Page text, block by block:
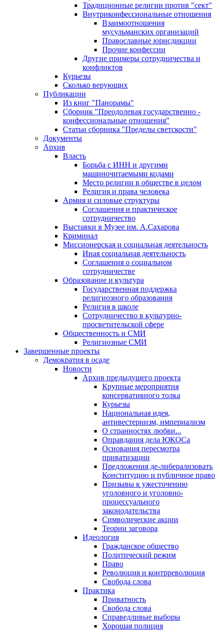
Традиционные религии против "сект"
Внутриконфессиональные отношения
Взаимоотношения
мусульманских организаций
Православные юрисдикции
Прочие конфессии
Другие примеры сотрудничества и
конфликтов
Курьезы
Сколько верующих
Публикации
Из книг "Панорамы"
Сборник "Преодолевая государственно -
конфессиональные отношения"
Статьи сборника "Пределы светскости"
Документы
Архив
Власть
Борьба с ИНН и другими
машиночитаемыми кодами
Место религии в обществе в целом
Религия и права человека
Армия и силовые структуры
Соглашения и практическое
сотрудничество
Выставки в Музее им. А.Сахарова
Криминал
Миссионерская и социальная деятельность
Иная социальная деятельность
Соглашения о социальном
сотрудничестве
Образование и культура
Государственная поддержка
религиозного образования
Религия в школе
Сотрудничество в культурно-
просветительской сфере
Общественность и СМИ
Религиозные СМИ
Завершенные проекты
Демократия в осаде
Новости
Архив предыдущего проекта
Крупные мероприятия
консервативного толка
Курьезы
Национальная идея,
антивестернизм, империализм
О странностях любви...
Оправдания дела ЮКОСа
Основания пересмотра
приватизации
Предложения де-либерализовать
Конституцию и публичное право
Призывы к ужесточению
уголовного и уголовно-
процессуального
законодательства
Символические акции
Теории заговора
Идеология
Гражданское общество
Политический режим
Право
Революция и контрреволюция
Свобода слова
Практика
Приватность
Свобода слова
Справедливые выборы
Хорошая полиция